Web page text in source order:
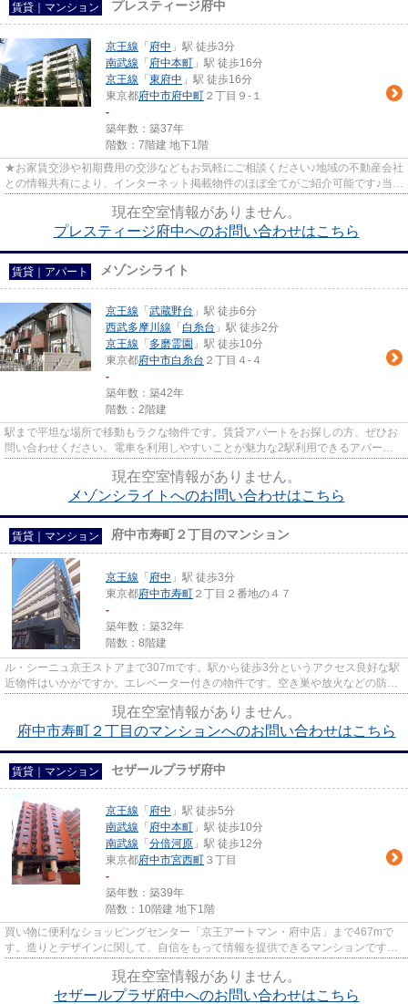
賃貸｜マンション プレスティージ府中
京王線 「 府中 」駅 徒歩3分
南武線 「 府中本町 」駅 徒歩16分
京王線 「 東府中 」駅 徒歩16分
東京都府中市府中町 ２丁目９-１
-
築年数：築37年
階数：7階建 地下1階
★お家賃交渉や初期費用の交渉などもお気軽にご相談ください♪地域の不動産会社
との情報共有により、インターネット掲載物件のほぼ全てがご紹介可能です♪当店
現在空室情報がありません。
プレスティージ府中へのお問い合わせはこちら
賃貸｜アパート メゾンシライト
京王線 「 武蔵野台 」駅 徒歩6分
西武多摩川線 「 白糸台 」駅 徒歩2分
京王線 「 多磨霊園 」駅 徒歩10分
東京都府中市白糸台 ２丁目４-４
-
築年数：築42年
階数：2階建
駅まで平坦な場所で移動もラクな物件です。賃貸アパートをお探しの方、ぜひお
問い合わせください。電車を利用しやすいことが魅力な2駅利用できるアパート
現在空室情報がありません。
メゾンシライトへのお問い合わせはこちら
賃貸｜マンション 府中市寿町２丁目のマンション
京王線 「 府中 」駅 徒歩3分
東京都府中市寿町 ２丁目２番地の４７
-
築年数：築32年
階数：8階建
ル・シーニュ京王ストアまで307mです。駅から徒歩3分というアクセス良好な駅
近物件はいかがですか。エレベーター付きの物件です。空き巣や放火などの防犯
現在空室情報がありません。
府中市寿町２丁目のマンションへのお問い合わせはこちら
賃貸｜マンション セザールプラザ府中
京王線 「 府中 」駅 徒歩5分
南武線 「 府中本町 」駅 徒歩10分
南武線 「 分倍河原 」駅 徒歩12分
東京都府中市宮西町 ３丁目
-
築年数：築39年
階数：10階建 地下1階
買い物に便利なショッピングセンター「京王アートマン・府中店」まで467mで
す。造りとデザインに関して、自信をもって情報を提供できるマンションです。
現在空室情報がありません。
セザールプラザ府中へのお問い合わせはこちら